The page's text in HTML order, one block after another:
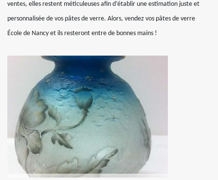
ventes, elles restent méticuleuses afin d’établir une estimation juste et
personnalisée de vos pâtes de verre. Alors, vendez vos pâtes de verre
École de Nancy et ils resteront entre de bonnes mains !